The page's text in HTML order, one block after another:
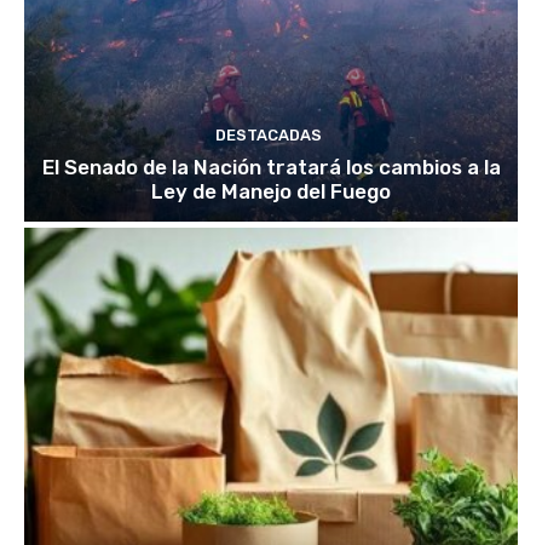
DESTACADAS
El Senado de la Nación tratará los cambios a la
Ley de Manejo del Fuego